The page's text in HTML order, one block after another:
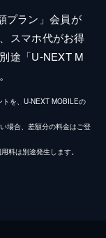
プラン」会員が
スマホ代がお得
途「U-NEXT M
を、U-NEXT MOBILEの
場合、差額分の料金はご登
料は別途発生します。